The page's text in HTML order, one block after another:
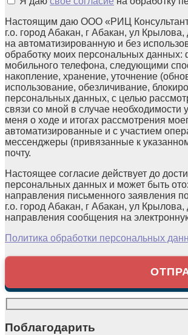
Настоящим даю ООО «РИЦ
г.о. город Абакан, г Абакан, ул
на автоматизированную и без
обработку моих персональных
мобильного телефона, следующими
накопление, хранение, уточнение
использование, обезличивание,
персональных данных, с целью
связи со мной в случае
меня о ходе и итогах рассмотрения
автоматизированные и с участием
мессенджеры (привязанные к
почту.
Настоящее согласие действует до
персональных данных и может быть
направления письменного заявления
г.о. город Абакан, г Абакан, ул
направления сообщения на
Политика обработки персональных
Поблагодарить